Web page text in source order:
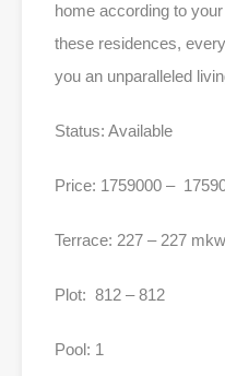
home according to
these residences,
you an unparalleled
Status: Available
Price: 1759000 –
Terrace: 227 – 227 mkw
Plot: 812 – 812
Pool: 1